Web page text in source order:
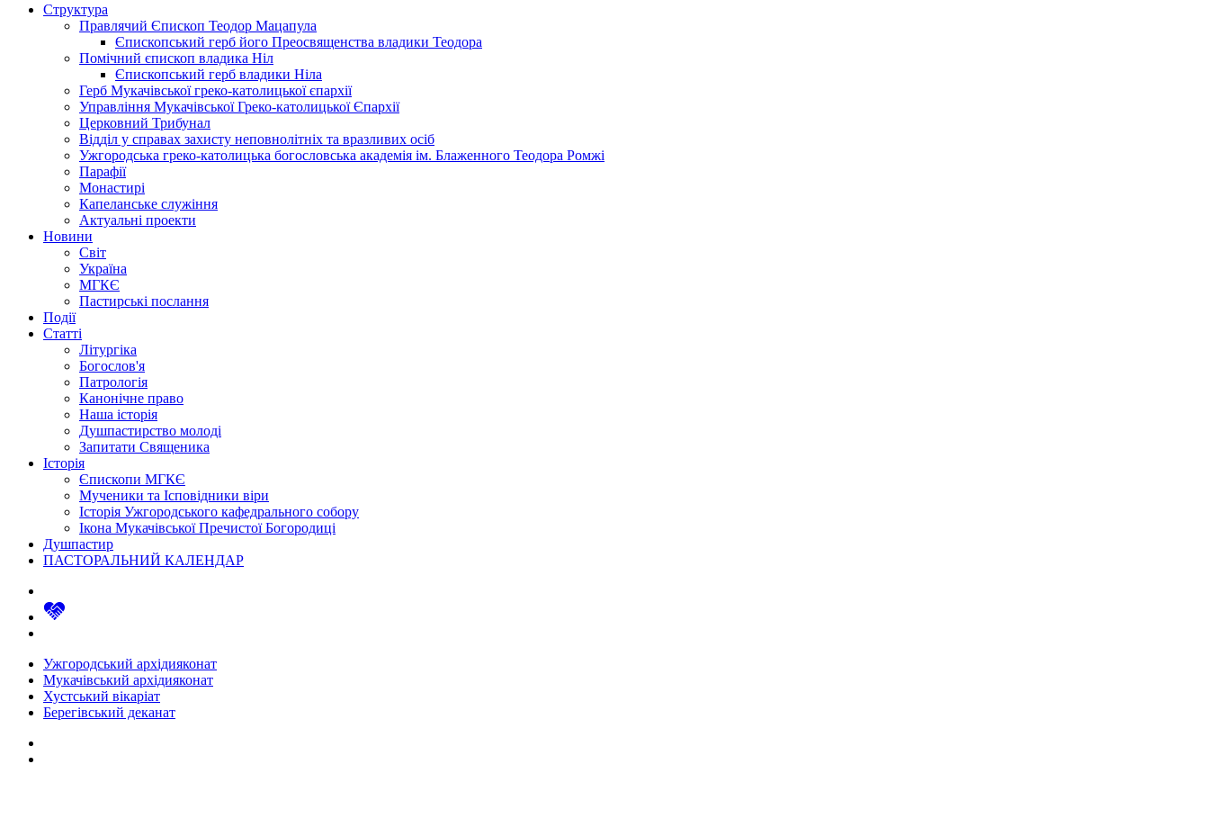
Структура
Правлячий Єпископ Теодор Мацапула
Єпископський герб його Преосвященства владики Теодора
Помічний єпископ владика Ніл
Єпископський герб владики Ніла
Герб Мукачівської греко-католицької єпархії
Управління Мукачівської Греко-католицької Єпархії
Церковний Трибунал
Відділ у справах захисту неповнолітніх та вразливих осіб
Ужгородська греко-католицька богословська академія ім. Блаженного Теодора Ромжі
Парафії
Монастирі
Капеланське служіння
Актуальні проекти
Новини
Світ
Україна
МГКЄ
Пастирські послання
Події
Статті
Літургіка
Богослов'я
Патрологія
Канонічне право
Наша історія
Душпастирство молоді
Запитати Священика
Історія
Єпископи МГКЄ
Мученики та Ісповідники віри
Історія Ужгородського кафедрального собору
Ікона Мукачівської Пречистої Богородиці
Душпастир
ПАСТОРАЛЬНИЙ КАЛЕНДАР
Ужгородський архідияконат
Мукачівський архідияконат
Хустський вікаріат
Берегівський деканат